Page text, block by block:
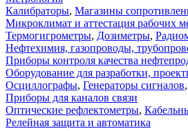
Калибраторы, Магазины
Микроклимат и аттестация рабочих
Термогигрометры, Дозиметры,
Нефтехимия, газопроводы,
Приборы контроля качества
Оборудование для разработки,
Осциллографы, Генераторы сигналов,
Приборы для каналов связи
Оптические рефлектометры,
Релейная защита и автоматика